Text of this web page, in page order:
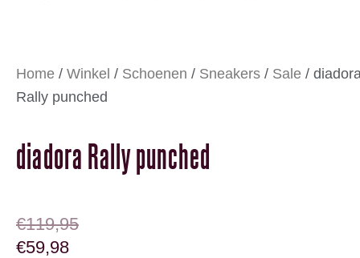
Home / Winkel / Schoenen / Sneakers / Sale /
Rally punched
diadora Rally punched
€119,95
OORSPRONKELIJKE PRIJS WAS:
€59,98
HUIDIGE PRIJS IS: €59,98.